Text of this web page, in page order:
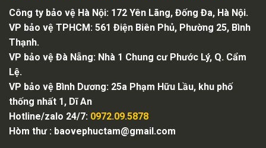
Công ty bảo vệ Hà Nội: 172 Yên Lãng, Đống Đa, Hà Nội.
VP bảo vệ TPHCM: 561 Điện Biên Phủ, Phường 25, Bình
Thạnh.
VP bảo vệ Đà Nẵng: Nhà 1 Chung cư Phước Lý, Q. Cẩm
Lệ.
VP bảo vệ Bình Dương: 25a Phạm Hữu Lầu, khu phố
thống nhất 1, Dĩ An
Hotline/zalo 24/7: 0972.09.5878
Hòm thư : baovephuctam@gmail.com